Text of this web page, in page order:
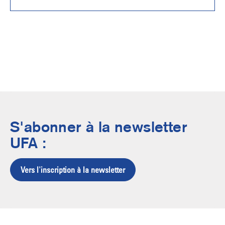
S'abonner à la newsletter
UFA :
Vers l'inscription à la newsletter